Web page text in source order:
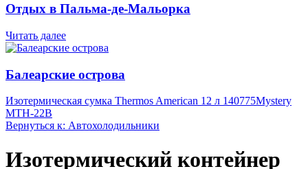
Отдых в Пальма-де-Мальорка
Читать далее
Балеарские острова
Изотермическая сумка Thermos American 12 л 140775Mystery
MTH-22B
Вернуться к: Автохолодильники
Изотермический контейнер